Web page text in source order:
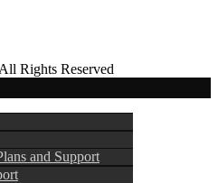
Rights Reserved
and Support